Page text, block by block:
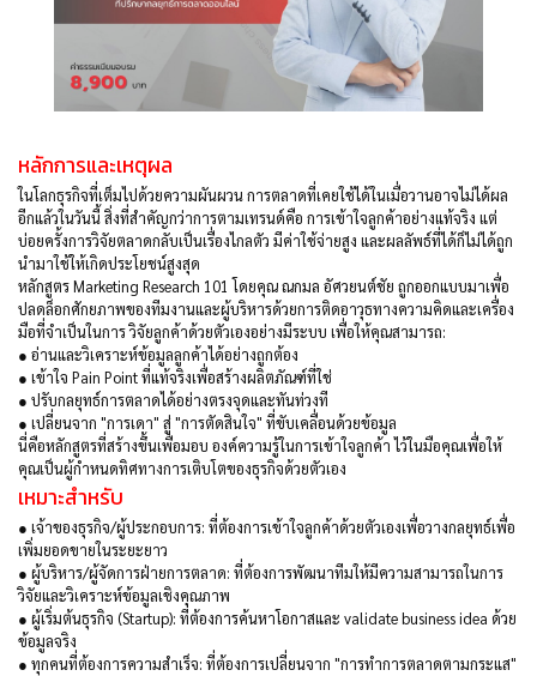
หลักการและเหตุผล
ในโลกธุรกิจที่เต็มไปด้วยความผันผวน การตลาดที่เคยใช้ได้ในเมื่อวานอาจไม่ได้ผล
อีกแล้วในวันนี้ สิ่งที่สำคัญกว่าการตามเทรนด์คือ การเข้าใจลูกค้าอย่างแท้จริง แต่
บ่อยครั้งการวิจัยตลาดกลับเป็นเรื่องไกลตัว มีค่าใช้จ่ายสูง และผลลัพธ์ที่ได้ก็ไม่ได้ถูก
นำมาใช้ให้เกิดประโยชน์สูงสุด
หลักสูตร Marketing Research 101 โดยคุณ ณกมล อัศวยนต์ชัย ถูกออกแบบมาเพื่อ
ปลดล็อกศักยภาพของทีมงานและผู้บริหารด้วยการติดอาวุธทางความคิดและเครื่อง
มือที่จำเป็นในการ วิจัยลูกค้าด้วยตัวเองอย่างมีระบบ เพื่อให้คุณสามารถ:
● อ่านและวิเคราะห์ข้อมูลลูกค้าได้อย่างถูกต้อง
● เข้าใจ Pain Point ที่แท้จริงเพื่อสร้างผลิตภัณฑ์ที่ใช่
● ปรับกลยุทธ์การตลาดได้อย่างตรงจุดและทันท่วงที
● เปลี่ยนจาก "การเดา" สู่ "การตัดสินใจ" ที่ขับเคลื่อนด้วยข้อมูล
นี่คือหลักสูตรที่สร้างขึ้นเพื่อมอบ องค์ความรู้ในการเข้าใจลูกค้า ไว้ในมือคุณเพื่อให้
คุณเป็นผู้กำหนดทิศทางการเติบโตของธุรกิจด้วยตัวเอง
เหมาะสำหรับ
● เจ้าของธุรกิจ/ผู้ประกอบการ: ที่ต้องการเข้าใจลูกค้าด้วยตัวเองเพื่อวางกลยุทธ์เพื่อ
เพิ่มยอดขายในระยะยาว
● ผู้บริหาร/ผู้จัดการฝ่ายการตลาด: ที่ต้องการพัฒนาทีมให้มีความสามารถในการ
วิจัยและวิเคราะห์ข้อมูลเชิงคุณภาพ
● ผู้เริ่มต้นธุรกิจ (Startup): ที่ต้องการค้นหาโอกาสและ validate business idea ด้วย
ข้อมูลจริง
● ทุกคนที่ต้องการความสำเร็จ: ที่ต้องการเปลี่ยนจาก "การทำการตลาดตามกระแส"